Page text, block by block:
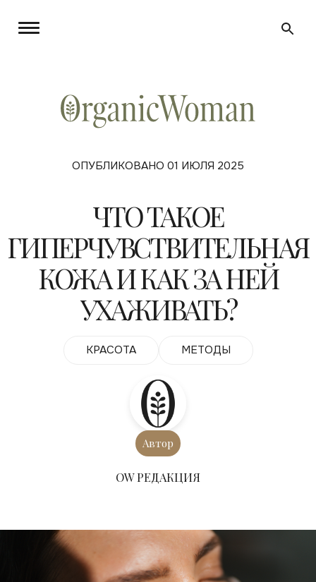
ОПУБЛИКОВАНО 01 ИЮЛЯ 2025
ЧТО ТАКОЕ
ГИПЕРЧУВСТВИТЕЛЬНАЯ
КОЖА И КАК ЗА НЕЙ
УХАЖИВАТЬ?
КРАСОТА МЕТОДЫ
Автор
ОW РЕДАКЦИЯ